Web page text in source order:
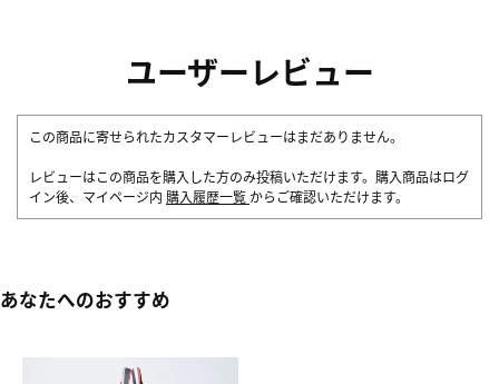
ユーザーレビュー
この商品に寄せられたカスタマーレビューはまだありません。
レビューはこの商品を購入した方のみ投稿いただけます。購入商品はログ
イン後、マイページ内 購入履歴一覧 からご確認いただけます。
あなたへのおすすめ